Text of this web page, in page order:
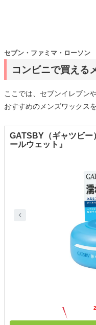
コンビニで買える
セブン・ファミマ・ローソン
ここでは、セブンイレブン
おすすめのメンズワックス
GATSBY（ギャツビー
ールウェット』